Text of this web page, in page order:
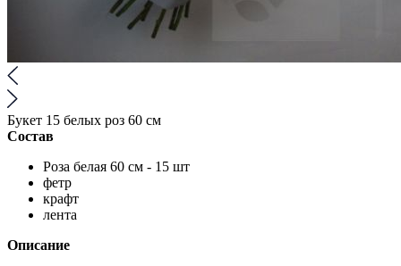
Букет 15 белых роз 60 см
Состав
Роза белая 60 см - 15 шт
фетр
крафт
лента
Описание